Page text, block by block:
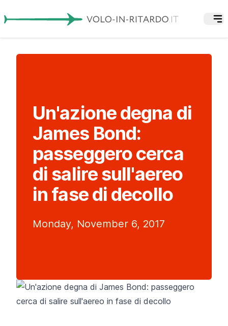
Un'azione degna di
James Bond:
passeggero cerca
di salire sull'aereo
in fase di decollo
Monday, November 6, 2017